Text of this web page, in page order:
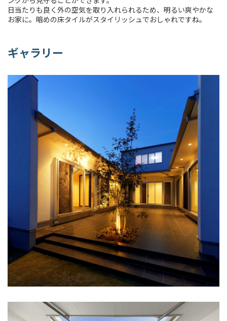
日当たりも良く外の空気を取り入れられるため、明るい爽やかな
お家に。暗めの床タイルがスタイリッシュでおしゃれですね。
ギャラリー